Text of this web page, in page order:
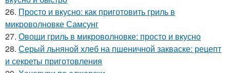
26. Просто и вкусно: как приготовить гриль в
микроволновке Самсунг
27. Овощи гриль в микроволновке: просто и вкусно
28. Серый льняной хлеб на пшеничной закваске: рецепт
и секреты приготовления